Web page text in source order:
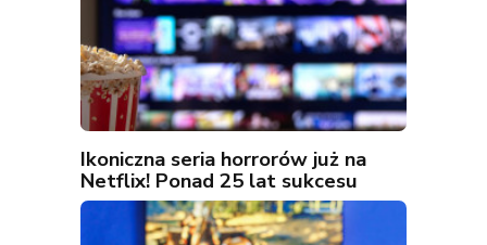
Ikoniczna seria horrorów już na
Netflix! Ponad 25 lat sukcesu